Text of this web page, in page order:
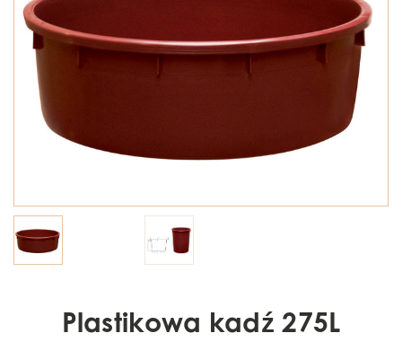
Plastikowa kadź 275L